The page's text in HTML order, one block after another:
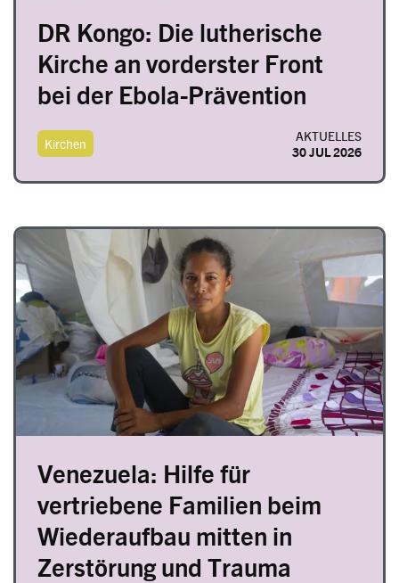
DR Kongo: Die lutherische
Kirche an vorderster Front
bei der Ebola-Prävention
Kirchen
AKTUELLES
30 JUL 2026
Image
Venezuela: Hilfe für
vertriebene Familien beim
Wiederaufbau mitten in
Zerstörung und Trauma